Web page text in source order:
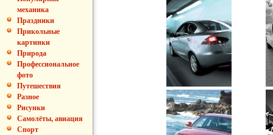
механика
Праздники
Прикольные
картинки
Природа
Профессиональное
фото
Путешествия
Разное
Рисунки
Самолёты, авиация
Спорт